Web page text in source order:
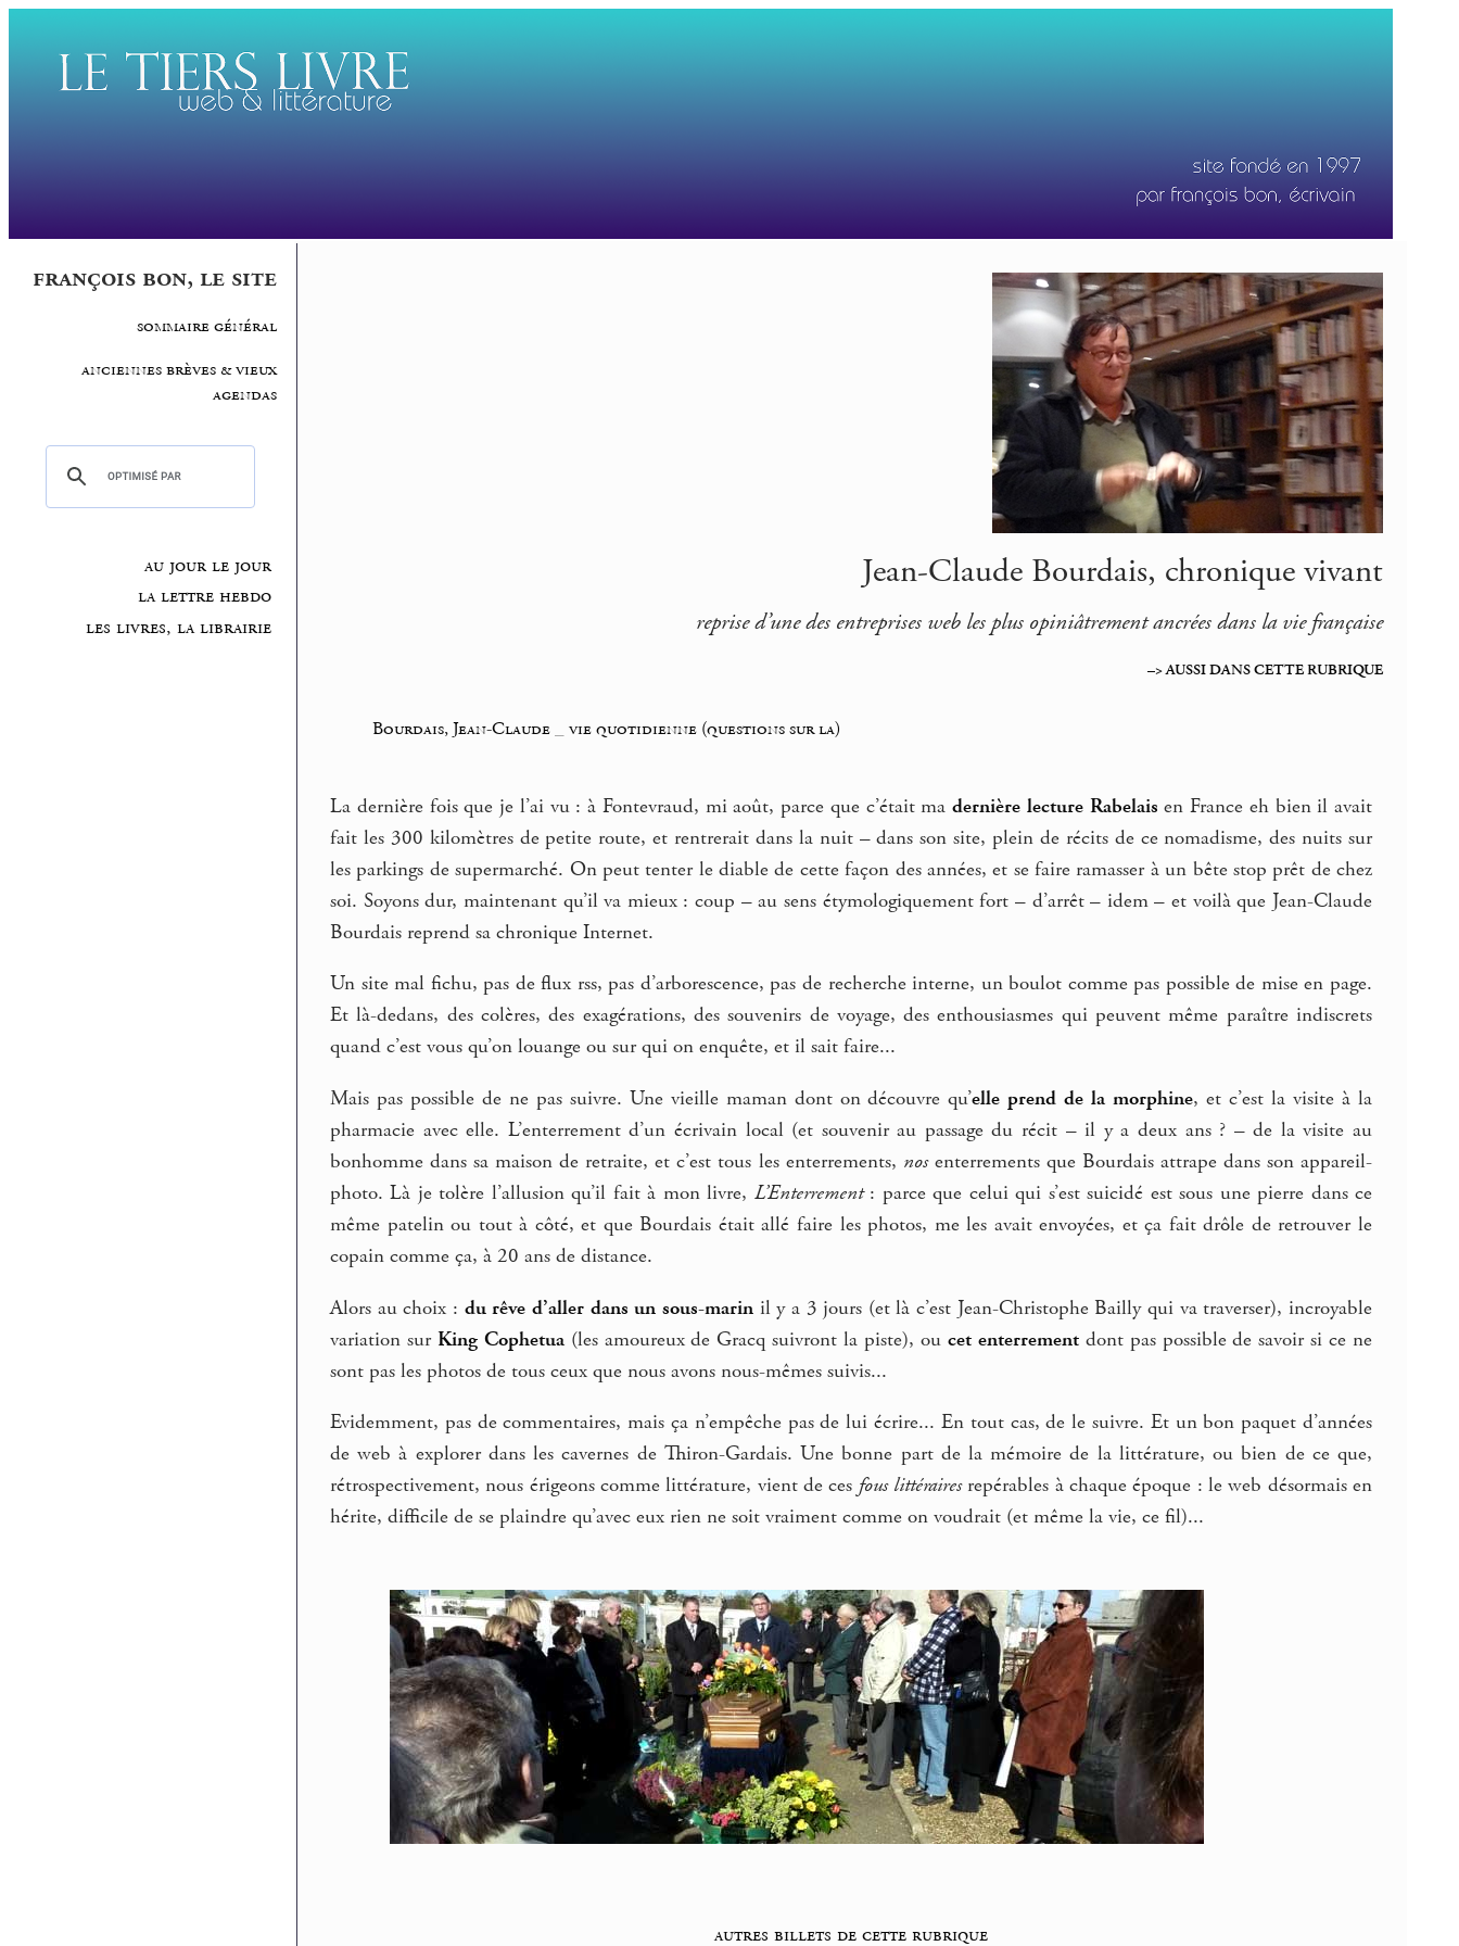
françois bon, le site
sommaire général
anciennes brèves & vieux
agendas
au jour le jour
la lettre hebdo
les livres, la librairie
Jean-Claude Bourdais, chronique vivant
reprise d’une des entreprises web les plus opiniâtrement ancrées dans la vie française
–> AUSSI DANS CETTE RUBRIQUE
Bourdais, Jean-Claude _vie quotidienne (questions sur la)
La dernière fois que je l’ai vu : à Fontevraud, mi août, parce que c’était madernière lecture Rabelais en France eh bien il avait
fait les 300 kilomètres de petite route, et rentrerait dans la nuit – dans son site, plein de récits de ce nomadisme, des nuits sur
les parkings de supermarché. On peut tenter le diable de cette façon des années, et se faire ramasser à un bête stop prêt de chez
soi. Soyons dur, maintenant qu’il va mieux : coup – au sens étymologiquement fort – d’arrêt – idem – et voilà que Jean-Claude
Bourdais reprend sa chronique Internet.
Un site mal fichu, pas de flux rss, pas d’arborescence, pas de recherche interne, un boulot comme pas possible de mise en page.
Et là-dedans, des colères, des exagérations, des souvenirs de voyage, des enthousiasmes qui peuvent même paraître indiscrets
quand c’est vous qu’on louange ou sur qui on enquête, et il sait faire...
Mais pas possible de ne pas suivre. Une vieille maman dont on découvre qu’elle prend de la morphine, et c’est la visite à la
pharmacie avec elle. L’enterrement d’un écrivain local (et souvenir au passage du récit – il y a deux ans ? – de la visite au
bonhomme dans sa maison de retraite, et c’est tous les enterrements, nosenterrements que Bourdais attrape dans son appareil-
photo. Là je tolère l’allusion qu’il fait à mon livre, L’Enterrement: parce que celui qui s’est suicidé est sous une pierre dans ce
même patelin ou tout à côté, et que Bourdais était allé faire les photos, me les avait envoyées, et ça fait drôle de retrouver le
copain comme ça, à 20 ans de distance.
Alors au choix : du rêve d’aller dans un sous-marinil y a 3 jours (et là c’est Jean-Christophe Bailly qui va traverser), incroyable
variation sur King Cophetua(les amoureux de Gracq suivront la piste), ou cet enterrementdont pas possible de savoir si ce ne
sont pas les photos de tous ceux que nous avons nous-mêmes suivis...
Evidemment, pas de commentaires, mais ça n’empêche pas de lui écrire... En tout cas, de le suivre. Et un bon paquet d’années
de web à explorer dans les cavernes de Thiron-Gardais. Une bonne part de la mémoire de la littérature, ou bien de ce que,
rétrospectivement, nous érigeons comme littérature, vient de ces fous littérairesrepérables à chaque époque : le web désormais en
hérite, difficile de se plaindre qu’avec eux rien ne soit vraiment comme on voudrait (et même la vie, ce fil)...
autres billets de cette rubrique